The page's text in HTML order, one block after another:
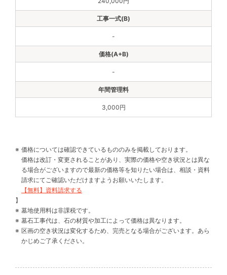
-
-
3,000円
価格については確認できているもののみを掲載しております。
価格は改訂・変更されることがあり、実際の価格や空き状況とは異な
る場合がございますので最新の価格等を知りたい場合は、相談・資料
請求にてご確認いただけますようお願いいたします。
【無料】資料請求する
】
墓地使用料は非課税です。
墓石工事代は、石の材質や加工によって価格は異なります。
区画の空き状況は変化するため、完売となる場合がございます。あら
かじめご了承ください。